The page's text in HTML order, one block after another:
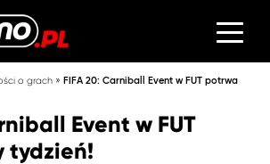
o grach »FIFA 20: Carniball Event w FUT potrwa
Event w FUT
tydzień!